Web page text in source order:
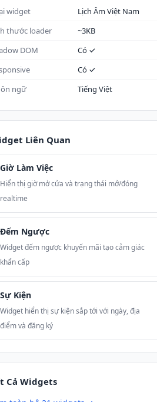
widget
Lịch Âm Việt Nam
thước loader
~3KB
DOM
Có ✓
Có ✓
ngữ
Tiếng Việt
Liên Quan
Giờ Làm Việc
Hiển thị giờ mở cửa và trạng thái mở/đóng
realtime
Đếm Ngược
Widget đếm ngược khuyến mãi tạo cảm giác
khẩn cấp
Sự Kiện
Widget hiển thị sự kiện sắp tới với ngày, địa
điểm và đăng ký
Cả Widgets